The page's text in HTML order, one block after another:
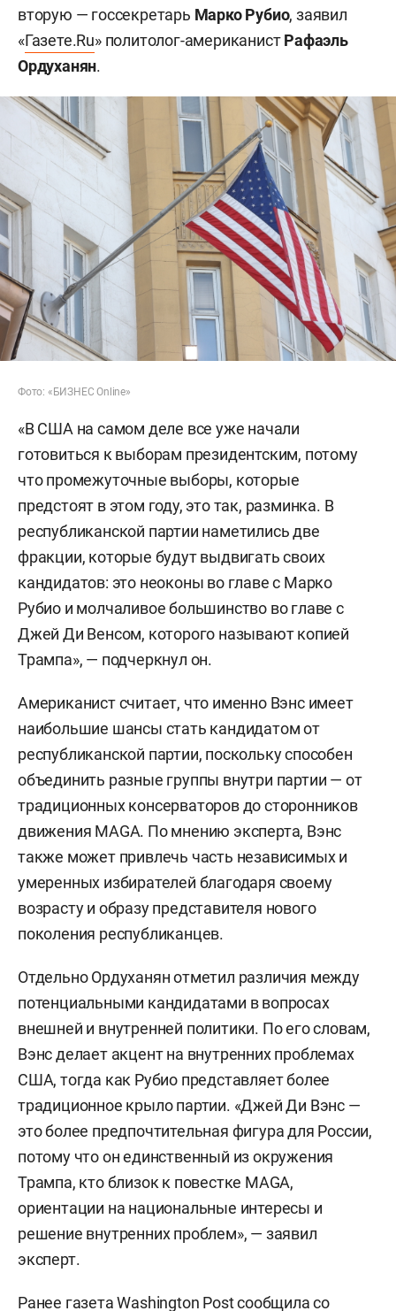
вторую — госсекретарь Марко Рубио, заявил
«Газете.Ru» политолог-американистРафаэль
Ордуханян.
Фото: «БИЗНЕС Online»
«В США на самом деле все уже начали
готовиться к выборам президентским, потому
что промежуточные выборы, которые
предстоят в этом году, это так, разминка. В
республиканской партии наметились две
фракции, которые будут выдвигать своих
кандидатов: это неоконы во главе с Марко
Рубио и молчаливое большинство во главе с
Джей Ди Венсом, которого называют копией
Трампа», — подчеркнул он.
Американист считает, что именно Вэнс имеет
наибольшие шансы стать кандидатом от
республиканской партии, поскольку способен
объединить разные группы внутри партии — от
традиционных консерваторов до сторонников
движения MAGA. По мнению эксперта, Вэнс
также может привлечь часть независимых и
умеренных избирателей благодаря своему
возрасту и образу представителя нового
поколения республиканцев.
Отдельно Ордуханян отметил различия между
потенциальными кандидатами в вопросах
внешней и внутренней политики. По его словам,
Вэнс делает акцент на внутренних проблемах
США, тогда как Рубио представляет более
традиционное крыло партии. «Джей Ди Вэнс —
это более предпочтительная фигура для России,
потому что он единственный из окружения
Трампа, кто близок к повестке MAGA,
ориентации на национальные интересы и
решение внутренних проблем», — заявил
эксперт.
Ранее газетаWashington Postсообщила со